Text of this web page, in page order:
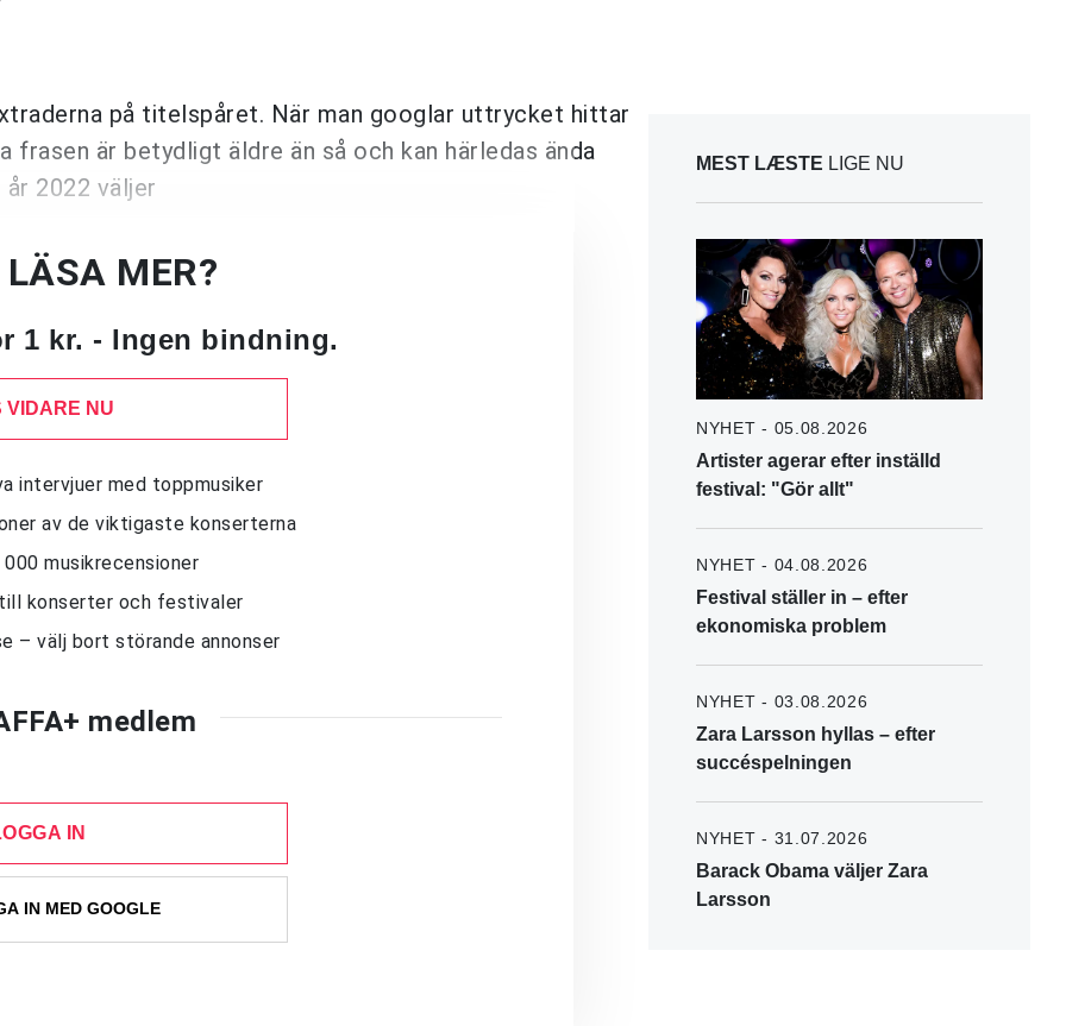
på titelspåret. När man googlar uttrycket hittar
är betydligt äldre än så och kan härledas ända
2022 väljer
MER?
1 kr. - Ingen bindning.
VIDARE NU
intervjuer med toppmusiker
av de viktigaste konserterna
musikrecensioner
konserter och festivaler
– välj bort störande annonser
medlem
IN
IN MED GOOGLE
MEST LÆSTE LIGE NU
NYHET - 05.08.2026
Artister agerar efter inställd
festival: "Gör allt"
NYHET - 04.08.2026
Festival ställer in – efter
ekonomiska problem
NYHET - 03.08.2026
Zara Larsson hyllas – efter
succéspelningen
NYHET - 31.07.2026
Barack Obama väljer Zara
Larsson